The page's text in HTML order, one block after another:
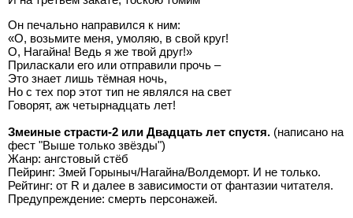
Он печально направился к ним:
«О, возьмите меня, умоляю, в свой круг!
О, Нагайна! Ведь я же твой друг!»
Приласкали его или отправили прочь –
Это знает лишь тёмная ночь,
Но с тех пор этот тип не являлся на свет
Говорят, аж четырнадцать лет!
Змеиные страсти-2 или Двадцать лет спустя. (написано на
фест "Выше только звёзды")
Жанр: ангстовый стёб
Пейринг: Змей Горыныч/Нагайна/Волдеморт. И не только.
Рейтинг: от R и далее в зависимости от фантазии читателя.
Предупреждение: смерть персонажей.